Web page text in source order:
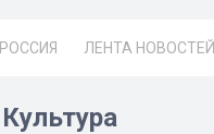
РОССИЯ ЛЕНТА НОВОСТЕЙ
Культура